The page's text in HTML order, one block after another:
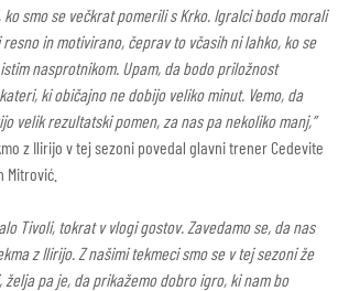
ko smo se večkrat pomerili s Krko. Igralci bodo morali
in motivirano, čeprav to včasih ni lahko, ko se
nasprotnikom. Upam, da bodo priložnost
ki običajno ne dobijo veliko minut. Vemo, da
velik rezultatski pomen, za nas pa nekoliko manj,”
z Ilirijo v tej sezoni povedal glavni trener Cedevite
Mitrović.
Tivoli, tokrat v vlogi gostov. Zavedamo se, da nas
z Ilirijo. Z našimi tekmeci smo se v tej sezoni že
pa je, da prikažemo dobro igro, ki nam bo